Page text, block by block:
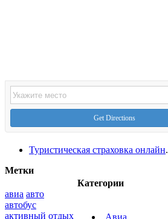
Get Directions
Туристическая страховка онлайн.
Категории
Авиа
Метки
авиа авто
автобус
активный отдых